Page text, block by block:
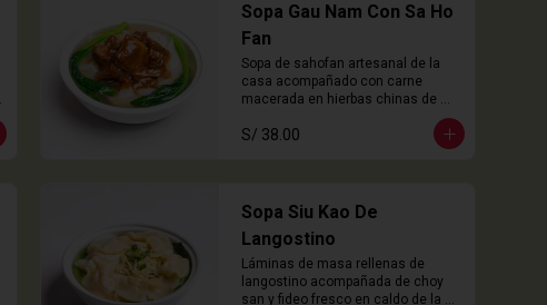
Sopa Gau Nam Con Sa Ho
Fan
Sopa de sahofan artesanal de la
casa acompañado con carne
macerada en hierbas chinas de
S/ 38.00
Sopa Siu Kao De
Langostino
Láminas de masa rellenas de
langostino acompañada de choy
san y fideo fresco en caldo de la